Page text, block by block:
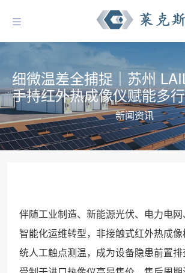
细微温差全捕捉｜苏州
手持红外热成像仪赋能多
新闻资讯
伴随工业制造、新能源光伏、电力电
智能化运维转型，非接触式红外热成
统人工触点测温，成为设备隐患前置排